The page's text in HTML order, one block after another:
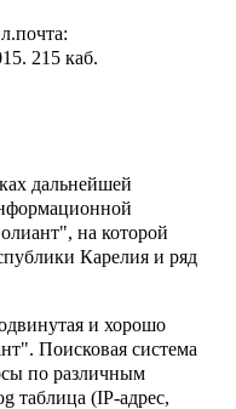
215 каб.
дальнейшей
на которой
Карелия и ряд
и хорошо
Поисковая система
по различным
таблица (IP-адрес,